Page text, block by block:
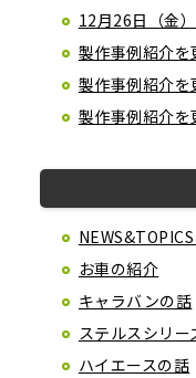
12月26日（金
製作事例紹介を
製作事例紹介を
製作事例紹介を
お車の紹介
キャラバンの話
ステルスシリー
ハイエースの話